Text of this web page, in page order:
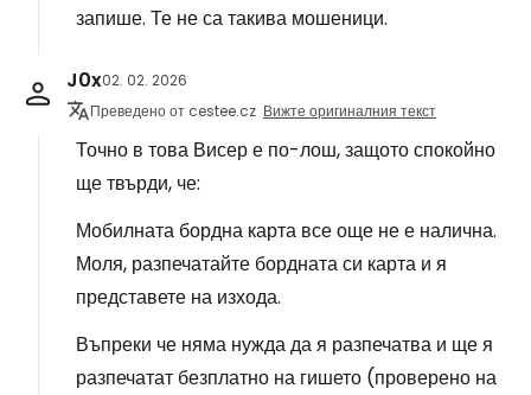
запише. Те не са такива мошеници.
J0x02. 02. 2026
Преведено от cestee.cz Вижте оригиналния текст
Точно в това Висер е по-лош, защото спокойно
ще твърди, че:
Мобилната бордна карта все още не е налична.
Моля, разпечатайте бордната си карта и я
представете на изхода.
Въпреки че няма нужда да я разпечатва и ще я
разпечатат безплатно на гишето (проверено на